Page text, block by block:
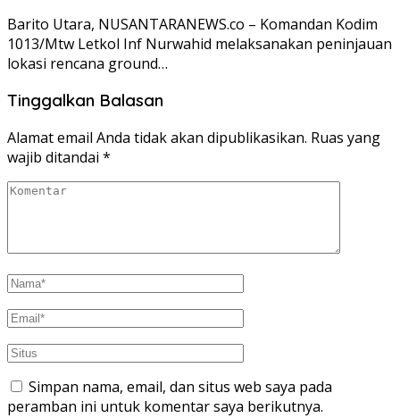
Barito Utara, NUSANTARANEWS.co – Komandan Kodim
1013/Mtw Letkol Inf Nurwahid melaksanakan peninjauan
lokasi rencana ground…
Tinggalkan Balasan
Alamat email Anda tidak akan dipublikasikan. Ruas yang
wajib ditandai *
Simpan nama, email, dan situs web saya pada
peramban ini untuk komentar saya berikutnya.